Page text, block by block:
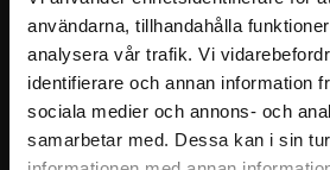
användarna, tillhandahålla
analysera vår trafik. Vi
identifierare och annan information
sociala medier och annons- och
samarbetar med. Dessa kan i sin
Nyhetsbrev
Jag önskar erbjudanden, rabatter och
Du kommer att få ca 1 utskick / månad.